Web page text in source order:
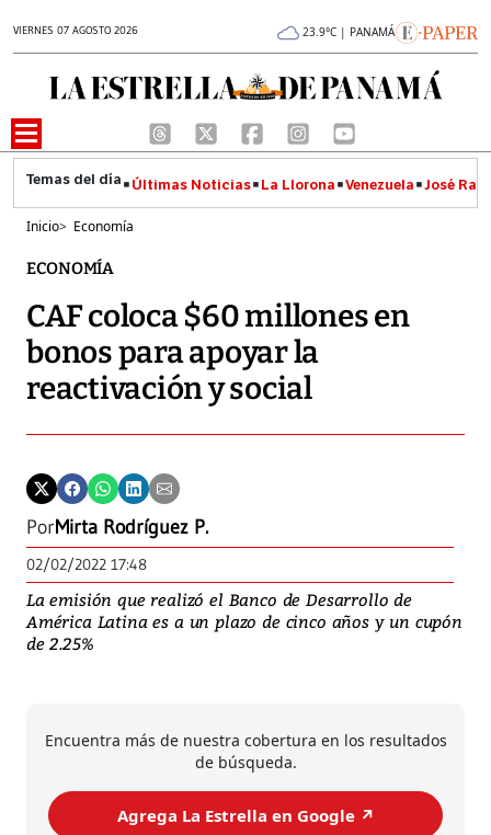
VIERNES 07 AGOSTO 2026 23.9°C | PANAMÁ
Últimas Noticias La Llorona Venezuela José
Inicio> Economía
ECONOMÍA
CAF coloca $60 millones en
bonos para apoyar la
reactivación y social
PorMirta Rodríguez P.
02/02/2022 17:48
La emisión que realizó el Banco de Desarrollo de
América Latina es a un plazo de cinco años y un cupón
de 2.25%
Encuentra más de nuestra cobertura en los resultados
de búsqueda.
Agrega La Estrella en Google ↗️